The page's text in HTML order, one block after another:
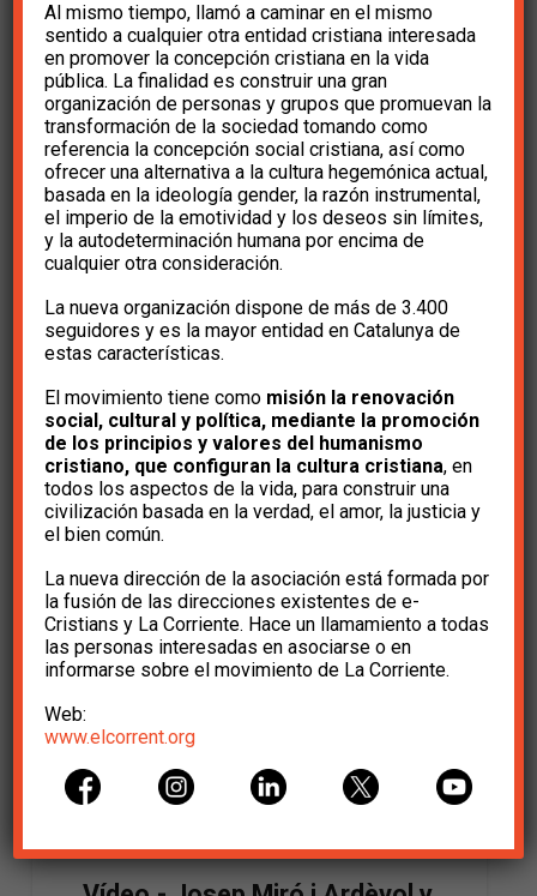
Cristiana?
7 de marzo de 2024
Vídeo.- Conferencia Zoom
“Abusos en la Iglesia: El País,
el PSOE y Gabilondo, su
estrategia”
16 de noviembre de 2023
Al mismo tiempo, llamó a caminar en el mismo
sentido a cualquier otra entidad cristiana interesada
en promover la concepción cristiana en la vida
pública. La finalidad es construir una gran
organización de personas y grupos que promuevan la
transformación de la sociedad tomando como
referencia la concepción social cristiana, así como
ofrecer una alternativa a la cultura hegemónica actual,
basada en la ideología gender, la razón instrumental,
el imperio de la emotividad y los deseos sin límites,
y la autodeterminación humana por encima de
cualquier otra consideración.
La nueva organización dispone de más de 3.400
seguidores y es la mayor entidad en Catalunya de
estas características.
El movimiento tiene como misión la renovación
social, cultural y política, mediante la promoción
de los principios y valores del humanismo
cristiano, que configuran la cultura cristiana, en
todos los aspectos de la vida, para construir una
civilización basada en la verdad, el amor, la justicia y
el bien común.
La nueva dirección de la asociación está formada por
la fusión de las direcciones existentes de e-
Cristians y La Corriente. Hace un llamamiento a todas
las personas interesadas en asociarse o en
informarse sobre el movimiento de La Corriente.
Web:
www.elcorrent.org